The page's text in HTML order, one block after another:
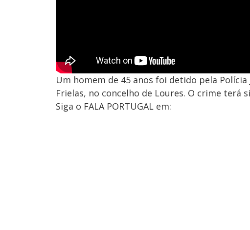
Um homem de 45 anos foi detido pela
Frielas, no concelho de Loures. O crime terá
Siga o FALA PORTUGAL em: